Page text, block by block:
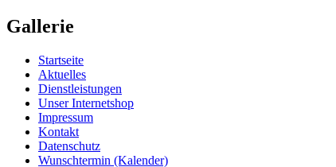
Gallerie
Startseite
Aktuelles
Dienstleistungen
Unser Internetshop
Impressum
Kontakt
Datenschutz
Wunschtermin (Kalender)